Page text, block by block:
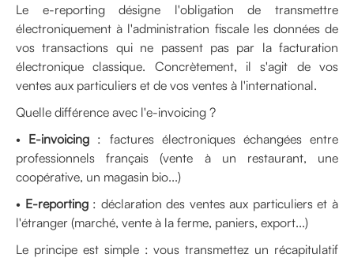
Le e-reporting désigne l'obligation de transmettre
électroniquement à l'administration fiscale les données de
vos transactions qui ne passent pas par la facturation
électronique classique. Concrètement, il s'agit de vos
ventes aux particuliers et de vos ventes à l'international.
Quelle différence avec l'e-invoicing ?
• E-invoicing : factures électroniques échangées entre
professionnels français (vente à un restaurant, une
coopérative, un magasin bio...)
• E-reporting: déclaration des ventes aux particuliers et à
l'étranger (marché, vente à la ferme, paniers, export...)
Le principe est simple : vous transmettez un récapitulatif